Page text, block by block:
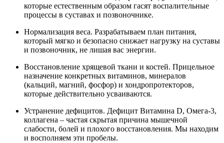
которые естественным образом гасят воспалительные
процессы в суставах и позвоночнике.
Нормализация веса. Разрабатываем план питания,
который мягко и безопасно снижает нагрузку на суставы
и позвоночник, не лишая вас энергии.
Восстановление хрящевой ткани и костей. Прицельное
назначение конкретных витаминов, минералов
(кальций, магний, фосфор) и хондропротекторов,
которые действительно усваиваются.
Устранение дефицитов. Дефицит Витамина D, Омега-3,
коллагена – частая скрытая причина мышечной
слабости, болей и плохого восстановления. Мы находим
и восполняем эти пробелы.